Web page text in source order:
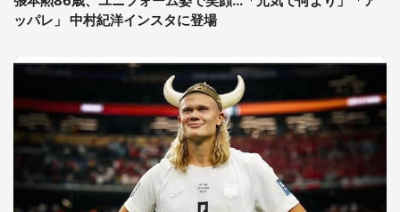
ッパレ」 中村紀洋インスタに登場